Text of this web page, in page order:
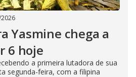
Yasmine chega a
6 hoje
a primeira lutadora de sua
segunda-feira, com a filipina